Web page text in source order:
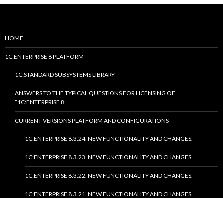
HOME
1C:ENTERPRISE 8 PLATFORM
1C:STANDARD SUBSYSTEMS LIBRARY
ANSWERS TO THE TYPICAL QUESTIONS FOR LICENSING OF
“1C:ENTERPRISE 8”
CURRENT VERSIONS PLATFORM AND CONFIGURATIONS
1C:ENTERPRISE 8.3.24. NEW FUNCTIONALITY AND CHANGES.
1C:ENTERPRISE 8.3.23. NEW FUNCTIONALITY AND CHANGES.
1C:ENTERPRISE 8.3.22. NEW FUNCTIONALITY AND CHANGES.
1C:ENTERPRISE 8.3.21. NEW FUNCTIONALITY AND CHANGES.